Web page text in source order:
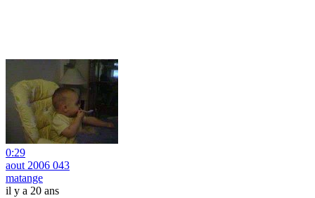
0:29
aout 2006 043
matange
il y a 20 ans